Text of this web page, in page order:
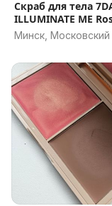
Скраб для тела
ILLUMINATE ME
Минск, Московский